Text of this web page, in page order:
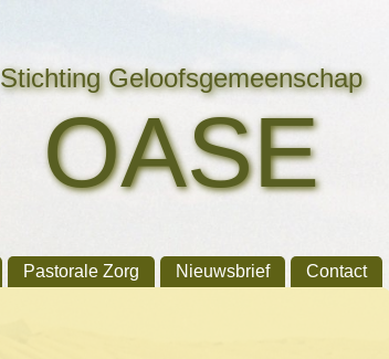
Stichting Geloofsgemeenschap
OASE
Pastorale Zorg Nieuwsbrief Contact